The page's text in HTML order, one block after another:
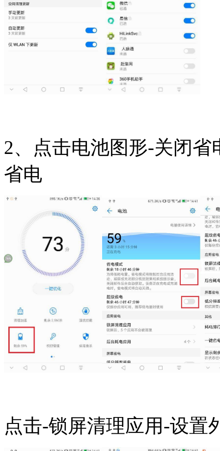
2、点击电池图形-关闭
省电
点击-锁屏清理应用-设置